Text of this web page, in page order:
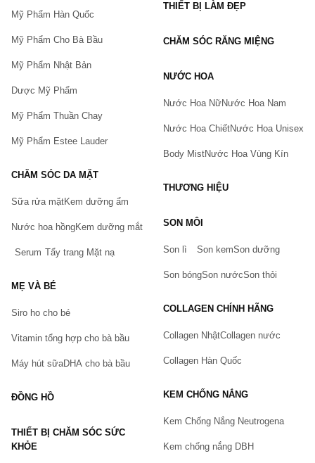
Bạn gặp vấn đề về sản phẩm hay mua hàng?
Hãy báo lỗi cho chúng tôi. Hoặc gọi cho chúng tôi qua số
Vấn đề(*)
Mỹ Phẩm Hàn Quốc
Mỹ Phẩm Cho Bà Bầu
Mỹ Phẩm Nhật Bản
Dược Mỹ Phẩm
Mỹ Phẩm Thuần Chay
Mỹ Phẩm Estee Lauder
CHĂM SÓC DA MẶT
Sữa rửa mặtKem dưỡng ẩm
Nước hoa hồngKem dưỡng mắt
Serum Tẩy trang Mặt nạ
MẸ VÀ BÉ
Siro ho cho bé
Vitamin tổng hợp cho bà bầu
Máy hút sữaDHA cho bà bầu
ĐỒNG HỒ
THIẾT BỊ CHĂM SÓC SỨC
KHỎE
THIẾT BỊ LÀM ĐẸP
CHĂM SÓC RĂNG MIỆNG
NƯỚC HOA
Nước Hoa NữNước Hoa Nam
Nước Hoa ChiếtNước Hoa Unisex
Body MistNước Hoa Vùng Kín
THƯƠNG HIỆU
SON MÔI
Son lì Son kemSon dưỡng
Son bóngSon nướcSon thỏi
COLLAGEN CHÍNH HÃNG
Collagen NhậtCollagen nước
Collagen Hàn Quốc
KEM CHỐNG NẮNG
Kem Chống Nắng Neutrogena
Kem chống nắng DBH